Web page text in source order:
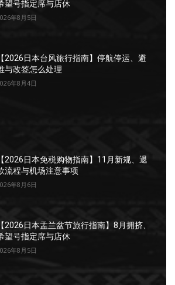
望号指定席与店休
年8月5日
【2026日本台风旅行指南】停航停运、避
与改签怎么处理
年8月4日
【2026日本免税购物指南】11月新规、退
流程与机场注意事项
年8月6日
【2026日本盂兰盆节旅行指南】8月拥挤、
望号指定席与店休
年8月5日